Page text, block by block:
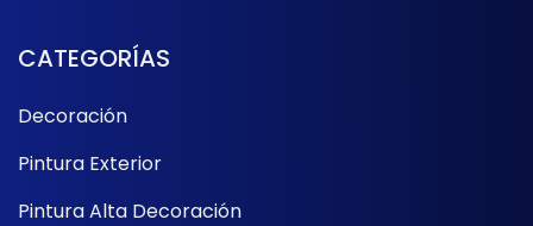
CATEGORÍAS
Decoración
Pintura Exterior
Pintura Alta Decoración